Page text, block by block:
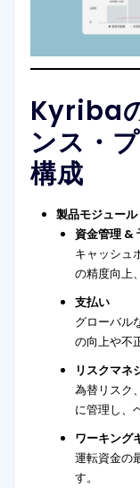
Kyriba
ンス・
構成
製品モジュール
資金管理 &
キャッシュ
の精度向上
支払い
グローバル
の向上や不
リスクマネ
為替リスク
に管理し、
ワーキング
運転資金の
す。